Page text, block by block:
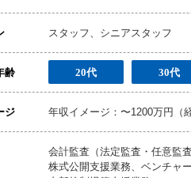
スタッフ、シニアスタッフ
齢 20代 30代
ジ 年収イメージ：〜1200万円（
会計監査（法定監査・任意監
株式公開支援業務、ベンチャ